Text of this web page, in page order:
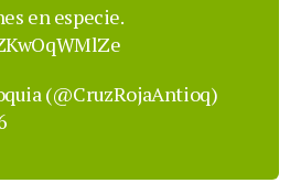
en especie.
(@CruzRojaAntioq)